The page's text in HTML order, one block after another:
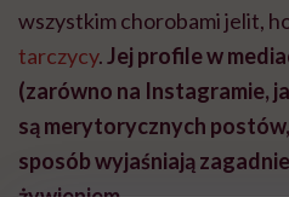
wszystkim chorobami jelit,
tarczycy.Jej profile w
(zarówno na Instagramie,
są merytorycznych
sposób wyjaśniają